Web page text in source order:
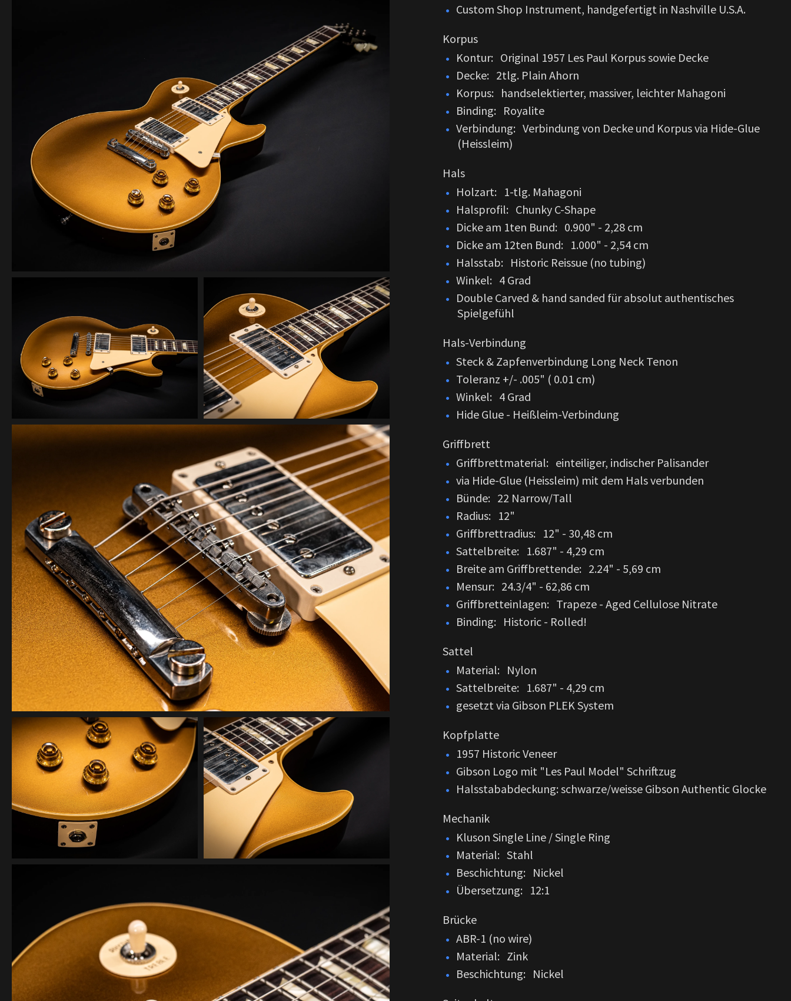
Custom Shop Instrument, handgefertigt in Nashville U.S.A.
Korpus
Kontur: Original 1957 Les Paul Korpus sowie Decke
Decke: 2tlg. Plain Ahorn
Korpus: handselektierter, massiver, leichter Mahagoni
Binding: Royalite
Verbindung: Verbindung von Decke und Korpus via Hide-Glue
(Heissleim)
Hals
Holzart: 1-tlg. Mahagoni
Halsprofil: Chunky C-Shape
Dicke am 1ten Bund: 0.900" - 2,28 cm
Dicke am 12ten Bund: 1.000" - 2,54 cm
Halsstab: Historic Reissue (no tubing)
Winkel: 4 Grad
Double Carved & hand sanded für absolut authentisches
Spielgefühl
Hals-Verbindung
Steck & Zapfenverbindung Long Neck Tenon
Toleranz +/- .005" ( 0.01 cm)
Winkel: 4 Grad
Hide Glue - Heißleim-Verbindung
Griffbrett
Griffbrettmaterial: einteiliger, indischer Palisander
via Hide-Glue (Heissleim) mit dem Hals verbunden
Bünde: 22 Narrow/Tall
Radius: 12"
Griffbrettradius: 12" - 30,48 cm
Sattelbreite: 1.687" - 4,29 cm
Breite am Griffbrettende: 2.24" - 5,69 cm
Mensur: 24.3/4" - 62,86 cm
Griffbretteinlagen: Trapeze - Aged Cellulose Nitrate
Binding: Historic - Rolled!
Sattel
Material: Nylon
Sattelbreite: 1.687" - 4,29 cm
gesetzt via Gibson PLEK System
Kopfplatte
1957 Historic Veneer
Gibson Logo mit "Les Paul Model" Schriftzug
Halsstababdeckung: schwarze/weisse Gibson Authentic Glocke
Mechanik
Kluson Single Line / Single Ring
Material: Stahl
Beschichtung: Nickel
Übersetzung: 12:1
Brücke
ABR-1 (no wire)
Material: Zink
Beschichtung: Nickel